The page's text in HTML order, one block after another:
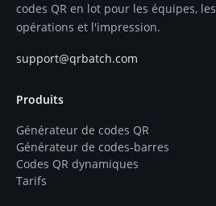
codes QR en lot pour les équipes, les
opérations et l'impression.
support@qrbatch.com
Produits
Générateur de codes QR
Générateur de codes-barres
Codes QR dynamiques
Tarifs